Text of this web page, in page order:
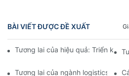
BÀI VIẾT ĐƯỢC ĐỀ XUẤT
Tương lai của hiệu quả: Triển khai
Tương lai của ngành logistics: Tối